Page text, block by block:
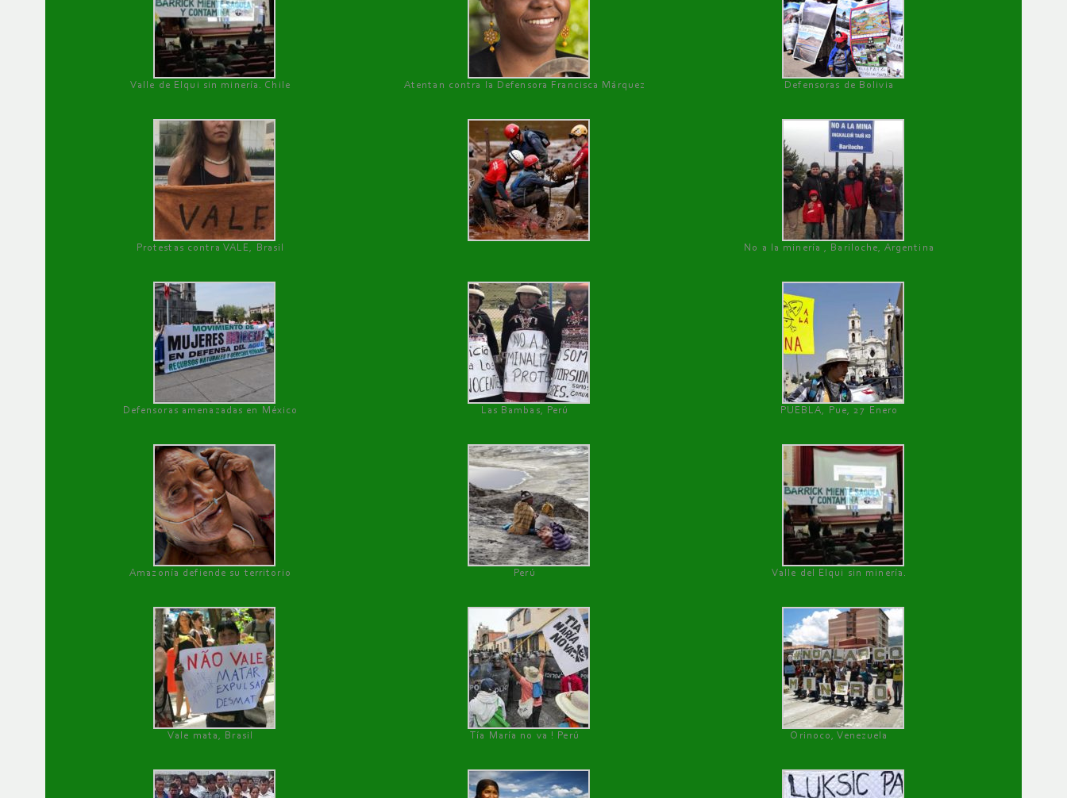
Valle de Elqui sin minería. Chile Atentan contra la Defensora Francisca Márquez Defensoras de Bolivia
Protestas contra VALE, Brasil No a la minería , Bariloche, Argentina
Defensoras amenazadas en México Las Bambas, Perú PUEBLA, Pue, 27 Enero
Amazonía defiende su territorio Perú Valle del Elqui sin minería.
Vale mata, Brasil Tía María no va ! Perú Orinoco, Venezuela